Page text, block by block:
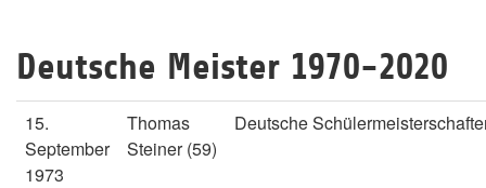
Deutsche Meister 1970-2020
15.
September
1973
Thomas
Steiner (59)
Deutsche